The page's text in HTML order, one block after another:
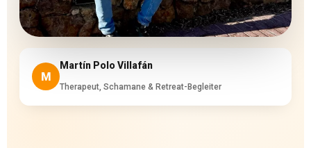
M
Martín Polo Villafán
Therapeut, Schamane & Retreat-Begleiter